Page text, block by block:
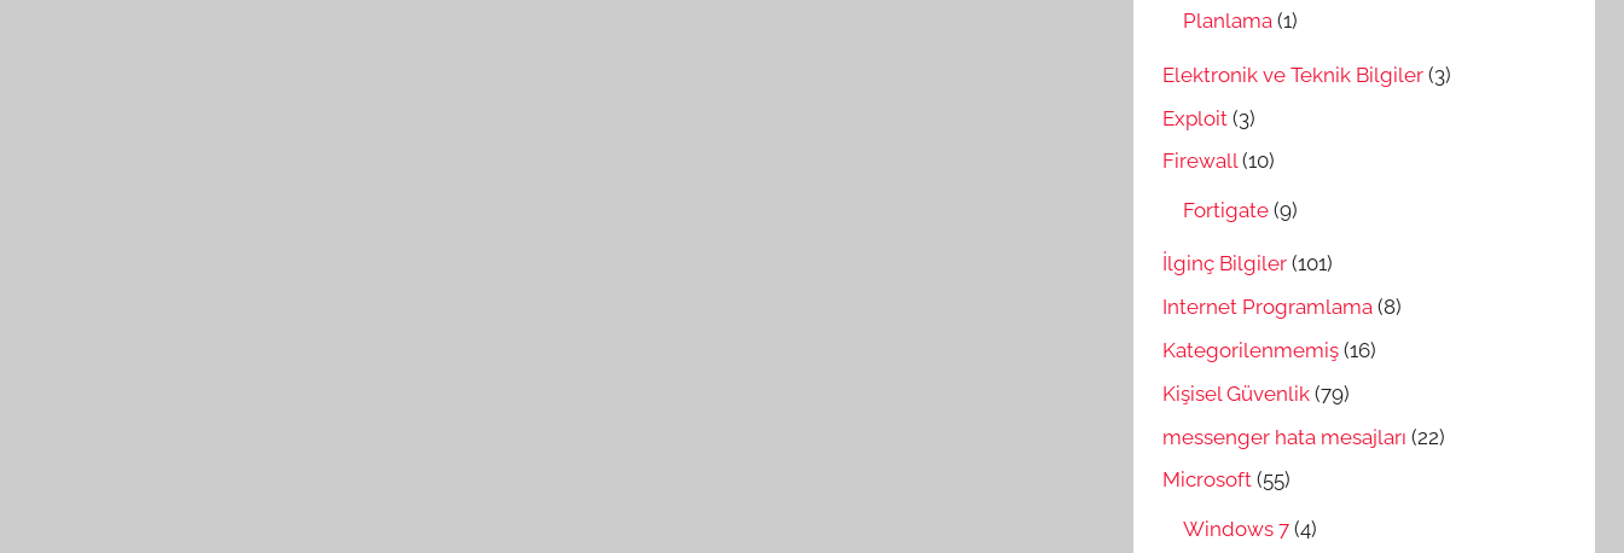
Planlama (1)
Elektronik ve Teknik Bilgiler (3)
Exploit (3)
Firewall(10)
Fortigate (9)
İlginç Bilgiler (101)
Internet Programlama (8)
Kategorilenmemiş (16)
Kişisel Güvenlik (79)
messenger hata mesajları (22)
Microsoft (55)
Windows 7 (4)